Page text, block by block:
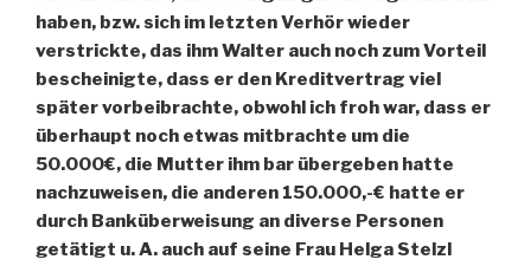
haben, bzw. sich im letzten Verhör wieder
verstrickte, das ihm Walter auch noch zum Vorteil
bescheinigte, dass er den Kreditvertrag viel
später vorbeibrachte, obwohl ich froh war, dass er
überhaupt noch etwas mitbrachte um die
50.000€, die Mutter ihm bar übergeben hatte
nachzuweisen, die anderen 150.000,-€ hatte er
durch Banküberweisung an diverse Personen
getätigt u. A. auch auf seine Frau Helga Stelzl